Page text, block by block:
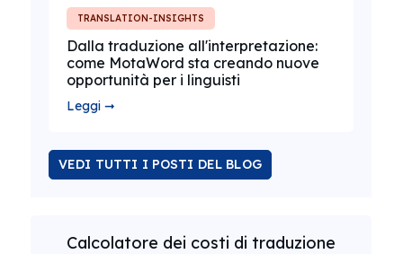
TRANSLATION-INSIGHTS
Dalla traduzione all'interpretazione:
come MotaWord sta creando nuove
opportunità per i linguisti
Leggi ➞
VEDI TUTTI I POSTI DEL BLOG
Calcolatore dei costi di traduzione